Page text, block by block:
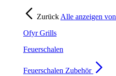
Zurück Alle anzeigen von
Ofyr Grills
Feuerschalen
Feuerschalen Zubehör